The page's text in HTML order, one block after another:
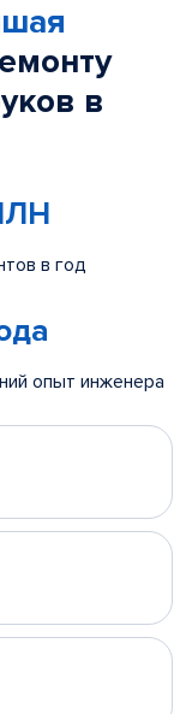
в
в год
опыт инженера